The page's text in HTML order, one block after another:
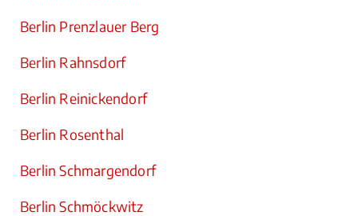
Berlin Prenzlauer Berg
Berlin Rahnsdorf
Berlin Reinickendorf
Berlin Rosenthal
Berlin Schmargendorf
Berlin Schmöckwitz